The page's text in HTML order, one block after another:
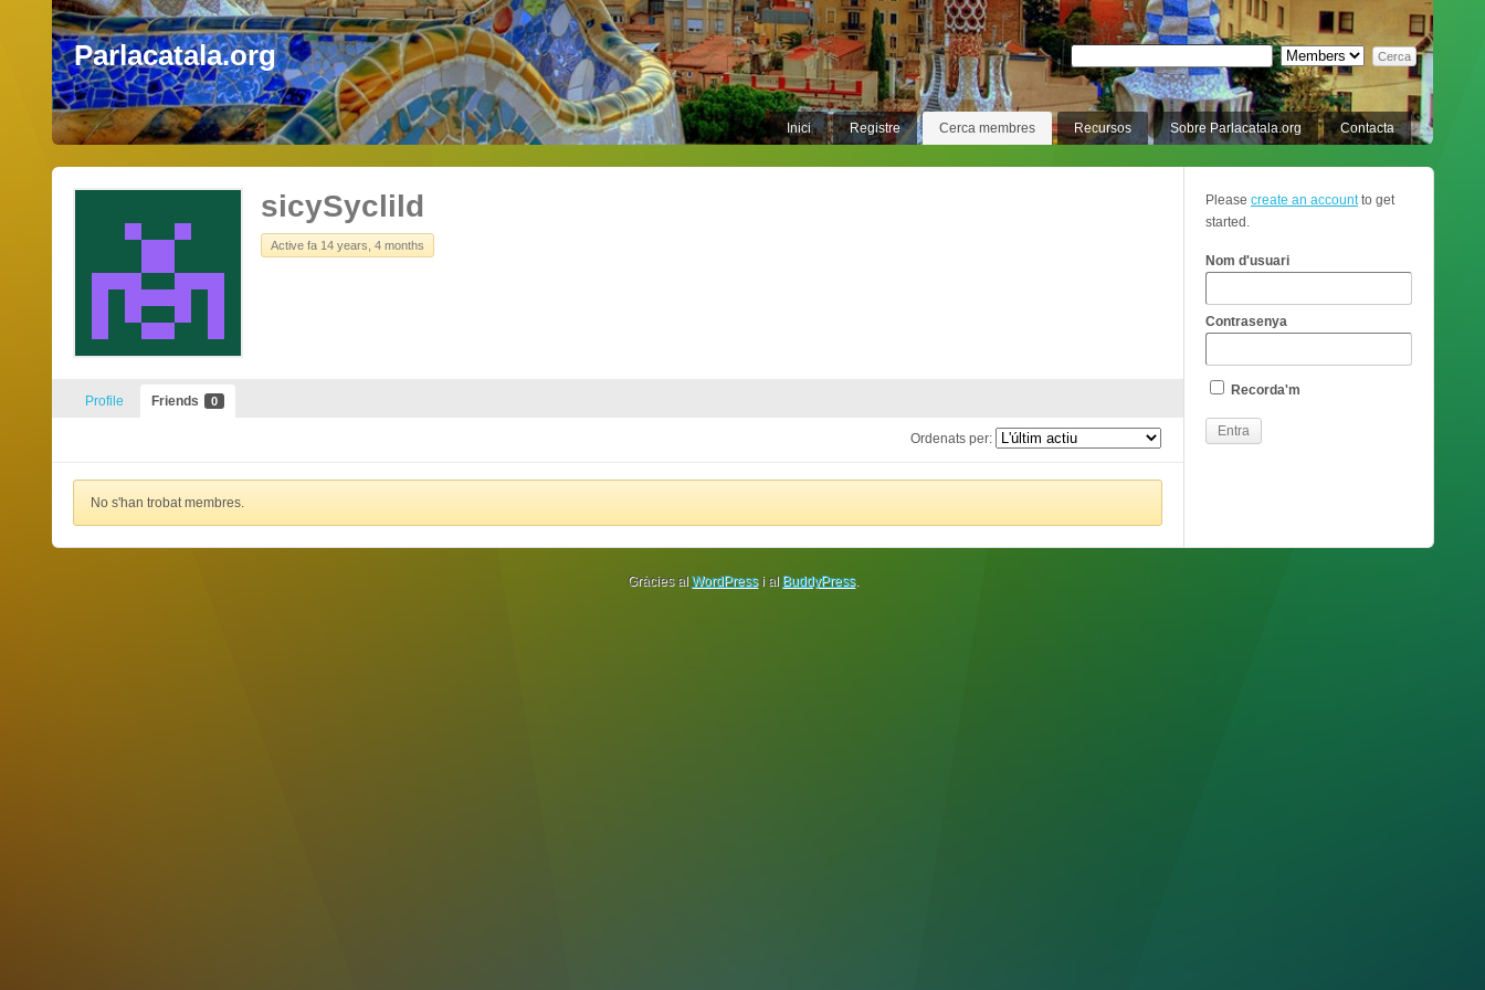
Parlacatala.org
Inici Registre Cerca membres Recursos Sobre Parlacatala.org Contacta
sicySyclild
Active fa 14 years, 4 months
Profile Friends 0
Ordenats per:
No s'han trobat membres.
Please create an accountto get
started.
Nom d'usuari
Contrasenya
Recorda'm
Gràcies al WordPressi al BuddyPress.